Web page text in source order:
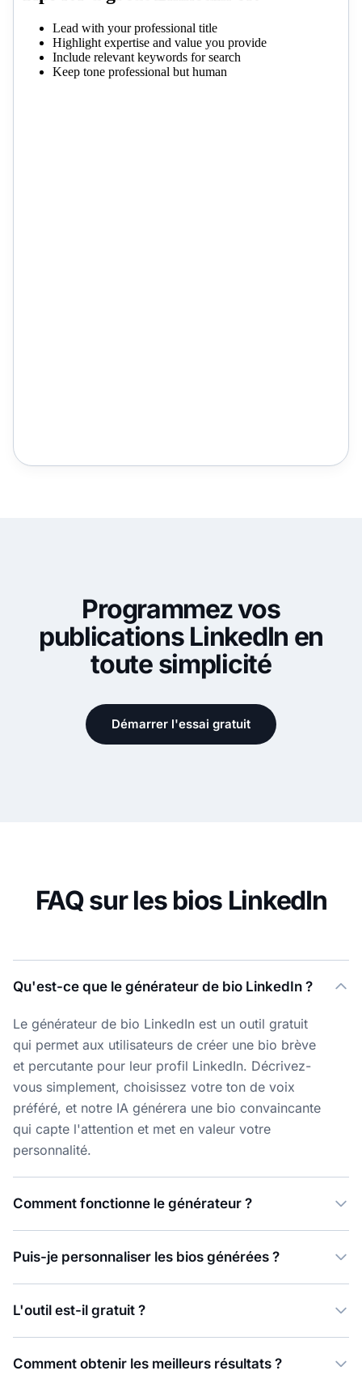
Programmez vos
publications LinkedIn en
toute simplicité
Démarrer l'essai gratuit
FAQ sur les bios LinkedIn
Qu'est-ce que le générateur de bio LinkedIn ?
Le générateur de bio LinkedIn est un outil gratuit
qui permet aux utilisateurs de créer une bio brève
et percutante pour leur profil LinkedIn. Décrivez-
vous simplement, choisissez votre ton de voix
préféré, et notre IA générera une bio convaincante
qui capte l'attention et met en valeur votre
personnalité.
Comment fonctionne le générateur ?
Puis-je personnaliser les bios générées ?
L'outil est-il gratuit ?
Comment obtenir les meilleurs résultats ?